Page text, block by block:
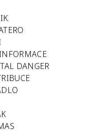
DANGER